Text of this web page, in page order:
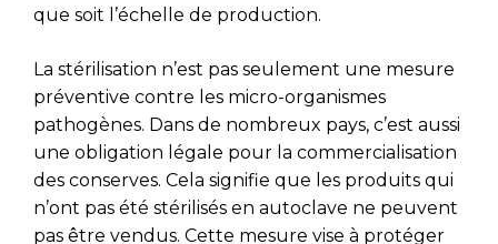
que soit l’échelle de production.
La stérilisation n’est pas seulement une mesure
préventive contre les micro-organismes
pathogènes. Dans de nombreux pays, c’est aussi
une obligation légale pour la commercialisation
des conserves. Cela signifie que les produits qui
n’ont pas été stérilisés en autoclave ne peuvent
pas être vendus. Cette mesure vise à protéger